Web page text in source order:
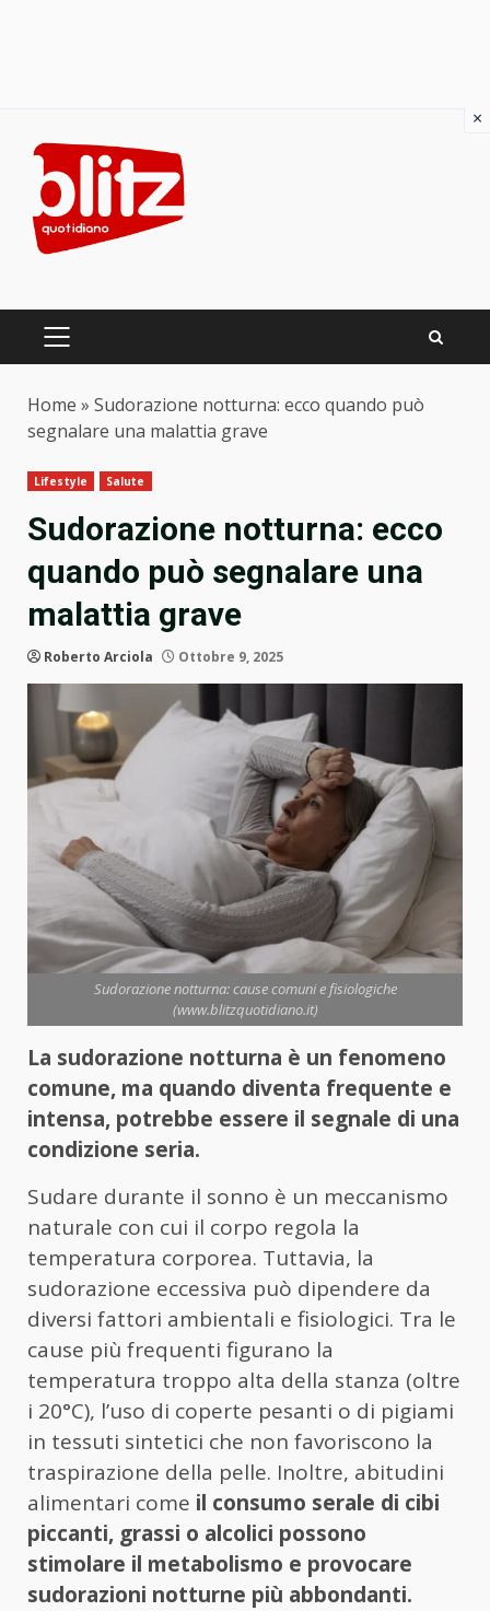
content
PRIMARY
Home » Sudorazione notturna: ecco quando può
segnalare una malattia grave
Lifestyle Salute
Sudorazione notturna: ecco
quando può segnalare una
malattia grave
Roberto Arciola Ottobre 9, 2025
Sudorazione notturna: cause comuni e fisiologiche
(www.blitzquotidiano.it)
La sudorazione notturna è un fenomeno
comune, ma quando diventa frequente e
intensa, potrebbe essere il segnale di una
condizione seria.
Sudare durante il sonno è un meccanismo
naturale con cui il corpo regola la
temperatura corporea. Tuttavia, la
sudorazione eccessiva può dipendere da
diversi fattori ambientali e fisiologici. Tra le
cause più frequenti figurano la
temperatura troppo alta della stanza (oltre
i 20°C), l’uso di coperte pesanti o di pigiami
in tessuti sintetici che non favoriscono la
traspirazione della pelle. Inoltre, abitudini
alimentari come il consumo serale di cibi
piccanti, grassi o alcolici possono
stimolare il metabolismo e provocare
sudorazioni notturne più abbondanti.
×